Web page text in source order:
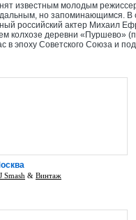
известным молодым
но запоминающимся. В
российский актер Михаил
колхозе деревни
в эпоху Советского Союза и
Smash & Винтаж